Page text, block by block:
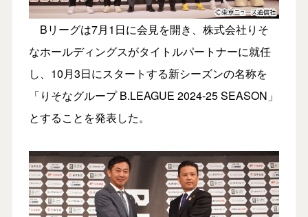
Bリーグは7月1日に会見を開き、株式会社りそ
なホールディングスがタイトルパートナーに就任
し、10月3日にスタートする新シーズンの名称を
「りそなグループ B.LEAGUE 2024-25 SEASON」
とすることを発表した。